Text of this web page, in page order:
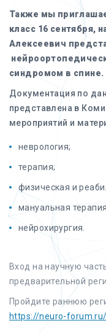
Также мы
класс 16 сентября,
Алексеевич
синдромом в спине.
Документация по
представлена в
мероприятий и
неврология;
терапия;
физическая и
мануальная
нейрохирургия.
Вход на научную
предварительной
Пройдите раннюю
https://neuro-